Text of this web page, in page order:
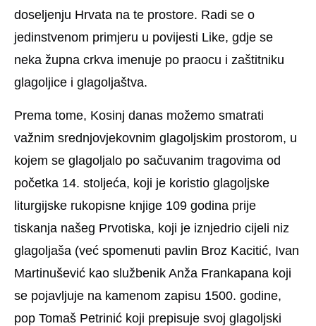
doseljenju Hrvata na te prostore. Radi se o
jedinstvenom primjeru u povijesti Like, gdje se
neka župna crkva imenuje po praocu i zaštitniku
glagoljice i glagoljaštva.
Prema tome, Kosinj danas možemo smatrati
važnim srednjovjekovnim glagoljskim prostorom, u
kojem se glagoljalo po sačuvanim tragovima od
početka 14. stoljeća, koji je koristio glagoljske
liturgijske rukopisne knjige 109 godina prije
tiskanja našeg Prvotiska, koji je iznjedrio cijeli niz
glagoljaša (već spomenuti pavlin Broz Kacitić, Ivan
Martinušević kao službenik Anža Frankapana koji
se pojavljuje na kamenom zapisu 1500. godine,
pop Tomaš Petrinić koji prepisuje svoj glagoljski